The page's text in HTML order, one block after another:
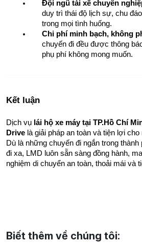
Đội ngũ tài xế chuyên
duy trì thái độ lịch sự, chu
trong mọi tình huống.
Chi phí minh bạch, không
chuyến đi đều được thông
phụ phí không mong muốn.
Kết luận
Dịch vụ lái hộ xe máy tại TP.Hồ Chí
Drive là giải pháp an toàn và tiện lợi
Dù là những chuyến đi ngắn trong
đi xa, LMD luôn sẵn sàng đồng hành,
nghiệm di chuyển an toàn, thoải mái và
Biết thêm về chúng tôi: